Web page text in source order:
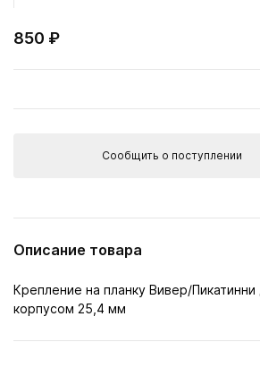
850 ₽
Сообщить о поступлении
Описание товара
Крепление на планку Вивер/
корпусом 25,4 мм